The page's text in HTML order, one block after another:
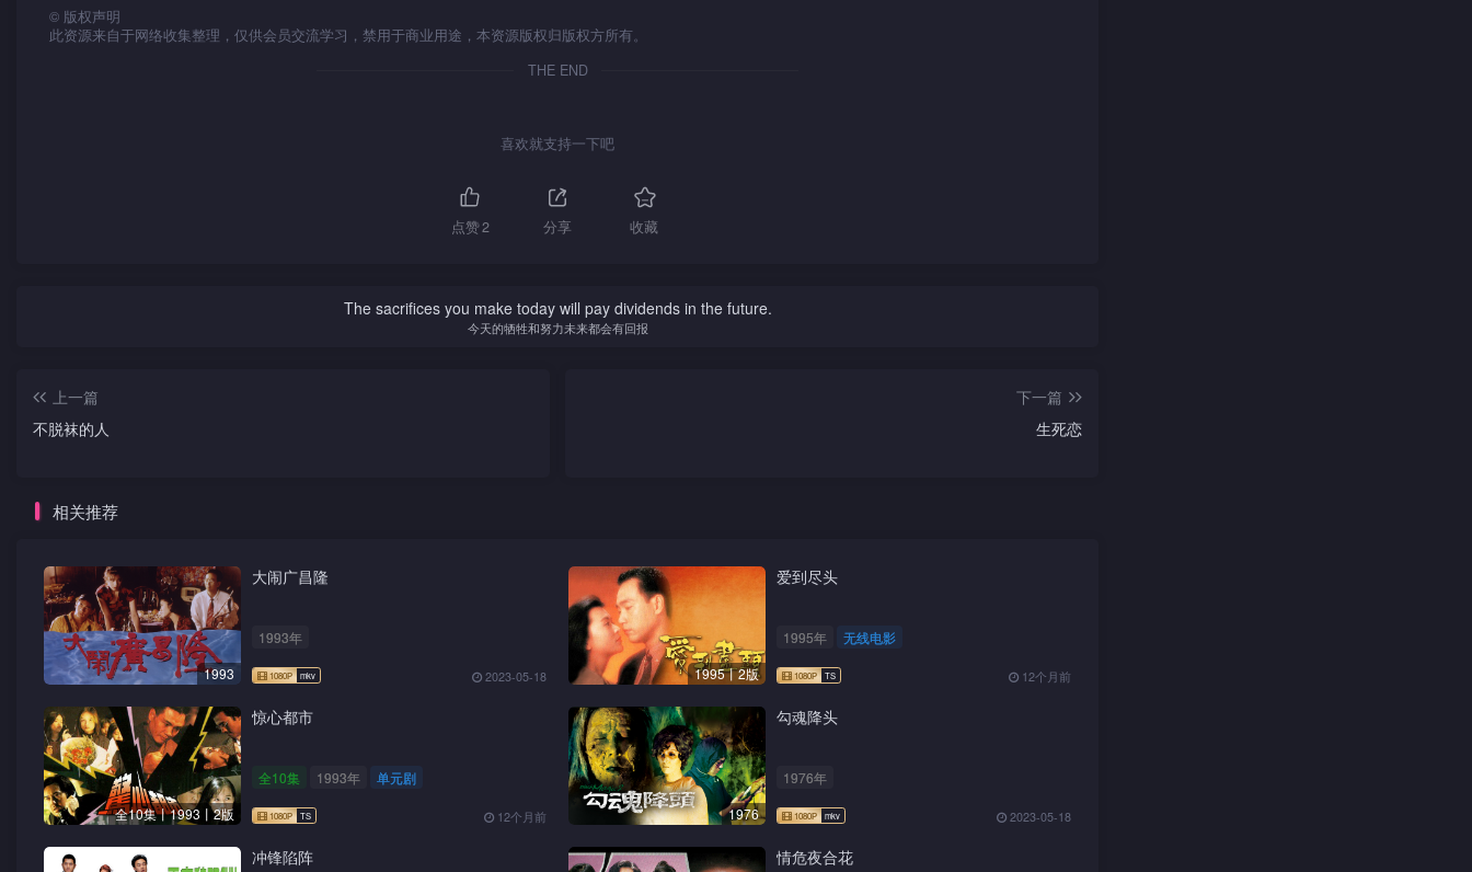
© 版权声明
此资源来自于网络收集整理，仅供会员交流学习，禁用于商业用途，本资源版权归版权方所有。
THE END
喜欢就支持一下吧
点赞2 分享 收藏
The sacrifices you make today will pay dividends in the future.
今天的牺牲和努力未来都会有回报
上一篇
不脱袜的人
下一篇
生死恋
相关推荐
1993
大闹广昌隆
1993年
2023-05-18 1995丨2版
爱到尽头
1995年 无线电影
12个月前
全10集丨1993丨2版
惊心都市
全10集 1993年 单元剧
12个月前 1976
勾魂降头
1976年
2023-05-18
冲锋陷阵 情危夜合花